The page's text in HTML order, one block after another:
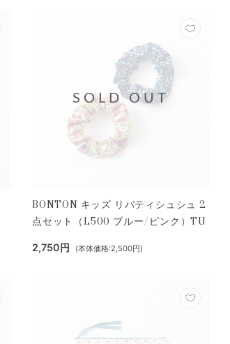
BONTON キッズ リバティシュシュ 2
点セット（L500 ブルー/ピンク）TU
2,750円 (本体価格:2,500円)
SOLD OUT